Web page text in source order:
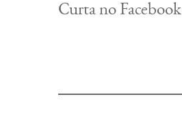
Curta no Facebook